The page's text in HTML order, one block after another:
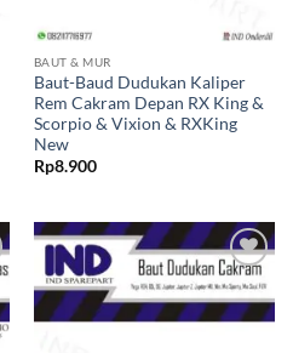
BAUT & MUR
Baut-Baud Dudukan Kaliper
Rem Cakram Depan RX King &
Scorpio & Vixion & RXKing
New
Rp8.900
Tambahkan
ke Wishlist